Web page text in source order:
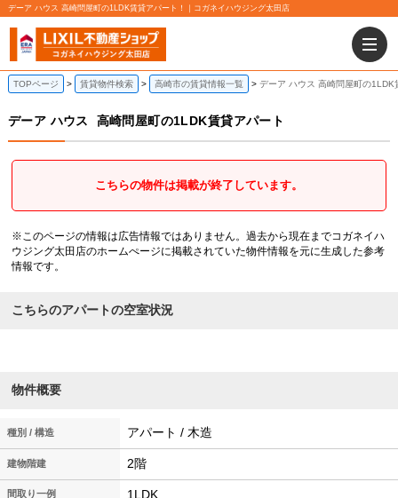
デーア ハウス 高崎問屋町の1LDK賃貸アパート！｜コガネイハウジング太田店
TOPページ 賃貸物件検索 高崎市の賃貸情報一覧 デーア ハウス 高崎問屋町の1LDK
デーア ハウス 高崎問屋町の1LDK賃貸アパート
こちらの物件は掲載が終了しています。
※このページの情報は広告情報ではありません。過去から現在までコガネイハ
ウジング太田店のホームぺージに掲載されていた物件情報を元に生成した参考
情報です。
こちらのアパートの空室状況
物件概要
種別 / 構造 アパート / 木造
建物階建 2階
間取り一例 1LDK